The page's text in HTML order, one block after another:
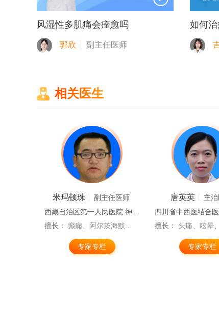
风湿性多肌痛会痊愈吗
郭欣 副主任医师
如何
相关医生
米玛顿珠
副主任医师
擅长：
癫痫、阿尔茨海默...
专家专栏
唐英英
主
擅长：
头痛、眩晕
专家专栏